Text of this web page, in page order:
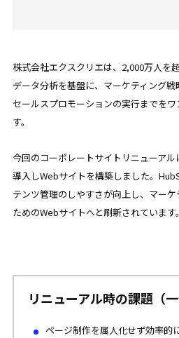
株式会社エクスクリエは、2,000万人を
データ分析を基盤に、マーケティング
セールスプロモーションの実行までを
す。
今回のコーポレートサイトリニューア
導入しWebサイトを構築しました。
テンツ管理のしやすさが向上し、マー
ためのWebサイトへと刷新されています。
リニューアル時の課題（一
ページ制作を属人化せず効率的